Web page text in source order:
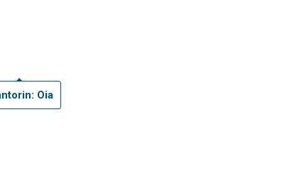
Oia